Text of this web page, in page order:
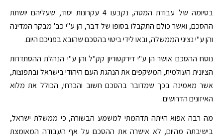
בסיומה של עבודת המטה, נקבעו 4 עקרונות יסוד, שעליהם יושתת
ההסכם, ואשר כולם התקבלו בסופו של דבר, הן ע"י כב' מבקר המדינה
והן ע"י נציגי הממשלה, ובאו לידי ביטוי בהסכם שהובא בפניכם היום.
נוסח ההסכם אושר הן ע"י דירקטוריון קק"ל והן ע"י הנהלת ההסתדרות
הציונית העולמית, המשקפים את הנהגת העם היהודי בישראל ובתפוצות,
אשר מאמינה בכך שמדובר בהסכם חשוב והכרחי, הכולל את מלוא
האיזונים הדרושים.
מה רבה אפוא הייתה תדהמתי למשמע הבשורה, כי ממשלת ישראל,
בישיבתה מהיום, לא אישרה את ההסכם על אף העבודה המאומצת